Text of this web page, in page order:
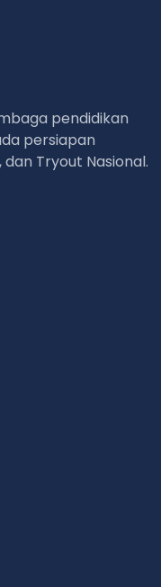
pendidikan
persiapan
dan Tryout Nasional.